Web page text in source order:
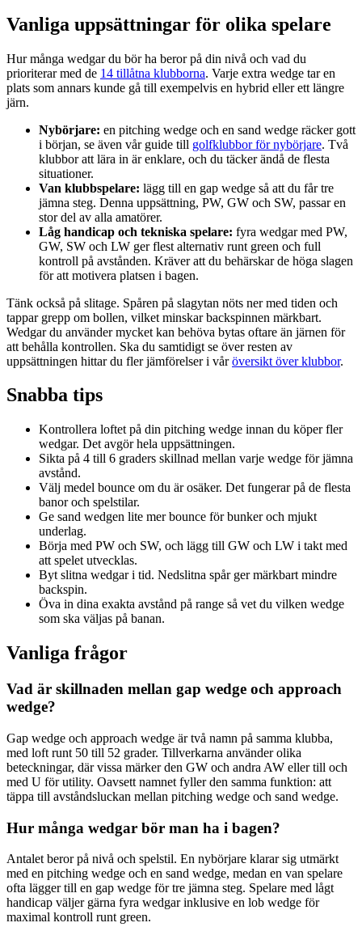
Vanliga uppsättningar för olika spelare
Hur många wedgar du bör ha beror på din nivå och vad du
prioriterar med de 14 tillåtna klubborna. Varje extra wedge tar en
plats som annars kunde gå till exempelvis en hybrid eller ett längre
järn.
Nybörjare: en pitching wedge och en sand wedge räcker gott
i början, se även vår guide till golfklubbor för nybörjare. Två
klubbor att lära in är enklare, och du täcker ändå de flesta
situationer.
Van klubbspelare: lägg till en gap wedge så att du får tre
jämna steg. Denna uppsättning, PW, GW och SW, passar en
stor del av alla amatörer.
Låg handicap och tekniska spelare: fyra wedgar med PW,
GW, SW och LW ger flest alternativ runt green och full
kontroll på avstånden. Kräver att du behärskar de höga slagen
för att motivera platsen i bagen.
Tänk också på slitage. Spåren på slagytan nöts ner med tiden och
tappar grepp om bollen, vilket minskar backspinnen märkbart.
Wedgar du använder mycket kan behöva bytas oftare än järnen för
att behålla kontrollen. Ska du samtidigt se över resten av
uppsättningen hittar du fler jämförelser i våröversikt över klubbor.
Snabba tips
Kontrollera loftet på din pitching wedge innan du köper fler
wedgar. Det avgör hela uppsättningen.
Sikta på 4 till 6 graders skillnad mellan varje wedge för jämna
avstånd.
Välj medel bounce om du är osäker. Det fungerar på de flesta
banor och spelstilar.
Ge sand wedgen lite mer bounce för bunker och mjukt
underlag.
Börja med PW och SW, och lägg till GW och LW i takt med
att spelet utvecklas.
Byt slitna wedgar i tid. Nedslitna spår ger märkbart mindre
backspin.
Öva in dina exakta avstånd på range så vet du vilken wedge
som ska väljas på banan.
Vanliga frågor
Vad är skillnaden mellan gap wedge och approach
wedge?
Gap wedge och approach wedge är två namn på samma klubba,
med loft runt 50 till 52 grader. Tillverkarna använder olika
beteckningar, där vissa märker den GW och andra AW eller till och
med U för utility. Oavsett namnet fyller den samma funktion: att
täppa till avståndsluckan mellan pitching wedge och sand wedge.
Hur många wedgar bör man ha i bagen?
Antalet beror på nivå och spelstil. En nybörjare klarar sig utmärkt
med en pitching wedge och en sand wedge, medan en van spelare
ofta lägger till en gap wedge för tre jämna steg. Spelare med lågt
handicap väljer gärna fyra wedgar inklusive en lob wedge för
maximal kontroll runt green.